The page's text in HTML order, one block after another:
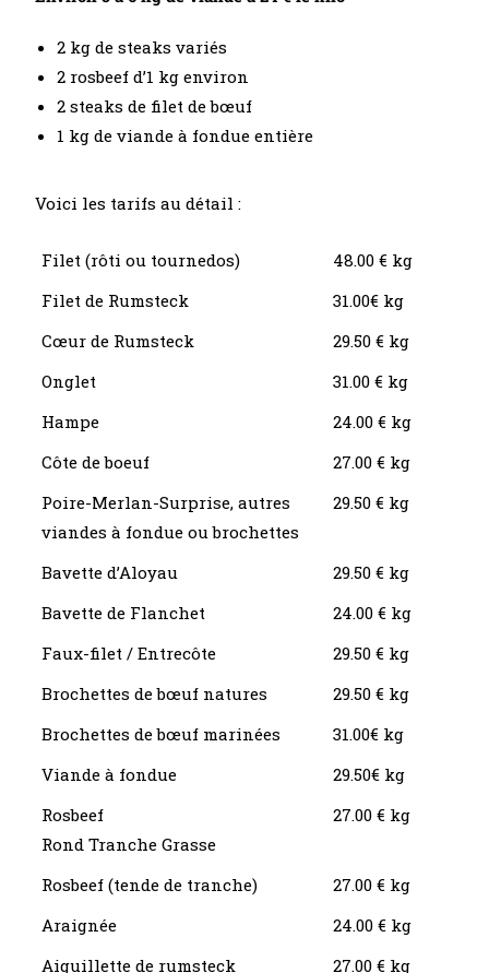
2 kg de steaks variés
2 rosbeef d’1 kg environ
2 steaks de filet de bœuf
1 kg de viande à fondue entière
Voici les tarifs au détail :
Filet (rôti ou tournedos)
48.00 € kg
Filet de Rumsteck
31.00€ kg
Cœur de Rumsteck
29.50 € kg
Onglet
31.00 € kg
Hampe
24.00 € kg
Côte de boeuf
27.00 € kg
Poire-Merlan-Surprise, autres
viandes à fondue ou brochettes
29.50 € kg
Bavette d’Aloyau
29.50 € kg
Bavette de Flanchet
24.00 € kg
Faux-filet / Entrecôte
29.50 € kg
Brochettes de bœuf natures
29.50 € kg
Brochettes de bœuf marinées
31.00€ kg
Viande à fondue
29.50€ kg
Rosbeef
Rond Tranche Grasse
27.00 € kg
Rosbeef (tende de tranche)
27.00 € kg
Araignée
24.00 € kg
Aiguillette de rumsteck
27.00 € kg